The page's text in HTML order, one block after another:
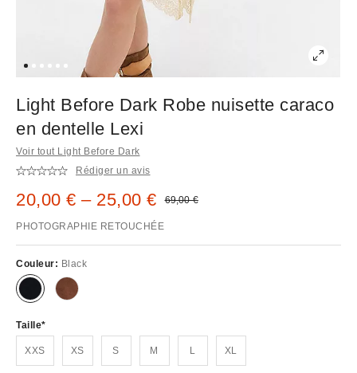
Light Before Dark Robe nuisette caraco
en dentelle Lexi
Voir tout Light Before Dark
Rédiger un avis
Prix remisé :
20,00 € – 25,00 € Prix d'origine :
69,00 €
PHOTOGRAPHIE RETOUCHÉE
Couleur: Black
Taille
XXS XS S M L XL